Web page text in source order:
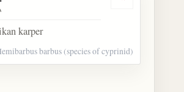
銀湯鯉 Dengarkan
karper
barbus (species of cyprinid)